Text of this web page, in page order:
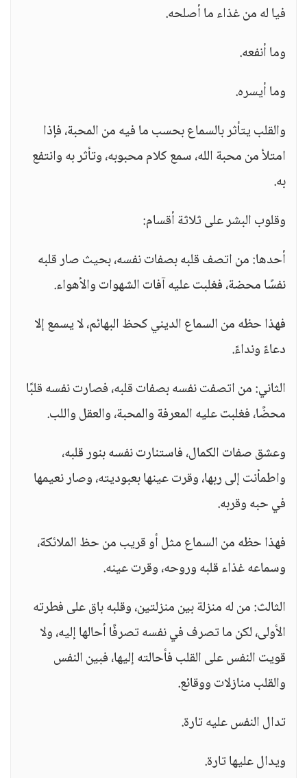
فيا له من غذاء ما أصلحه.
وما أنفعه.
وما أيسره.
والقلب يتأثر بالسماع بحسب ما فيه من المحبة، فإذا
امتلأ من محبة الله، سمع كلام محبوبه، وتأثر به وانتفع
به.
وقلوب البشر على ثلاثة أقسام:
أحدها: من اتصف قلبه بصفات نفسه، بحيث صار قلبه
نفسًا محضة، فغلبت عليه آفات الشهوات والأهواء.
فهذا حظه من السماع الديني كحظ البهائم، لا يسمع إلا
دعاءً ونداءً.
الثاني: من اتصفت نفسه بصفات قلبه، فصارت نفسه قلبًا
محضًا، فغلبت عليه المعرفة والمحبة، والعقل واللب.
وعشق صفات الكمال، فاستنارت نفسه بنور قلبه،
واطمأنت إلى ربها، وقرت عينها بعبوديته، وصار نعيمها
في حبه وقربه.
فهذا حظه من السماع مثل أو قريب من حظ الملائكة،
وسماعه غذاء قلبه وروحه، وقرت عينه.
الثالث: من له منزلة بين منزلتين، وقلبه باق على فطرته
الأولى، لكن ما تصرف في نفسه تصرفًا أحالها إليه، ولا
قويت النفس على القلب فأحالته إليها، فبين النفس
والقلب منازلات ووقائع.
تدال النفس عليه تارة.
ويدال عليها تارة.